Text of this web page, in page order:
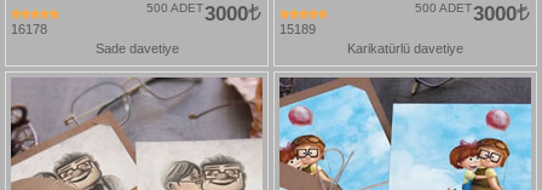
16178
3000
500 ADET
Sade davetiye
15189
3000
500 ADET
Karikatürlü davetiye